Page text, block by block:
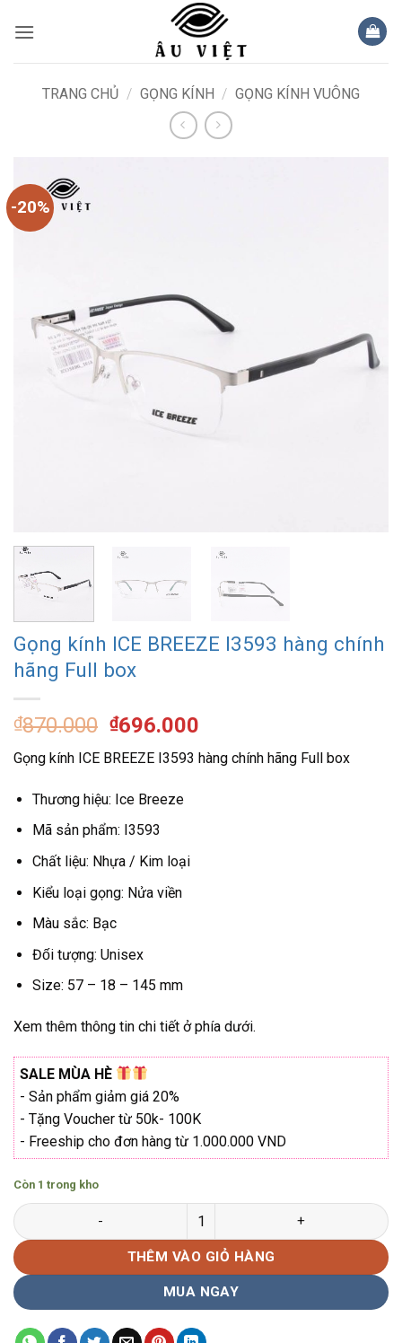
qua
TRANG CHỦ / GỌNG KÍNH / GỌNG KÍNH VUÔNG
-20%
Gọng kính ICE BREEZE I3593 hàng chính
hãng Full box
₫870.000 Giá
gốc
là:
₫870.000.
₫696.000
hiện
tại
Gọng kính ICE BREEZE I3593 hàng chính hãng Full box
Thương hiệu: Ice Breeze
Mã sản phẩm: I3593
Chất liệu: Nhựa / Kim loại
Kiểu loại gọng: Nửa viền
Màu sắc: Bạc
Đối tượng: Unisex
Size: 57 – 18 – 145 mm
Xem thêm thông tin chi tiết ở phía dưới.
SALE MÙA HÈ
- Sản phẩm giảm giá 20%
- Tặng Voucher từ 50k- 100K
- Freeship cho đơn hàng từ 1.000.000 VND
Còn 1 trong kho
Gọng kính ICE BREEZE I3593 hàng chính hãng Full box số
THÊM VÀO GIỎ HÀNG
MUA NGAY